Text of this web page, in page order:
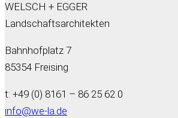
WELSCH + EGGER
Landschaftsarchitekten
Bahnhofplatz 7
85354 Freising
t: +49 (0) 8161 – 86 25 62 0
info@we-la.de